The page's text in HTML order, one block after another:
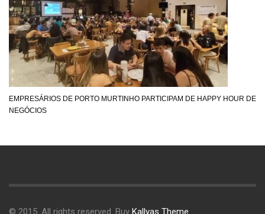
EMPRESÁRIOS DE PORTO MURTINHO PARTICIPAM DE HAPPY HOUR DE
NEGÓCIOS